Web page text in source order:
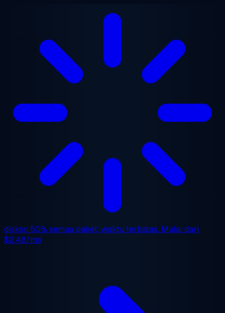
diskon 50% semua paket, waktu terbatas. Mulai dari
$2.48/mo